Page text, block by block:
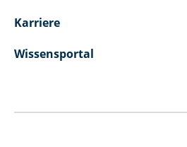
Karriere
Wissensportal